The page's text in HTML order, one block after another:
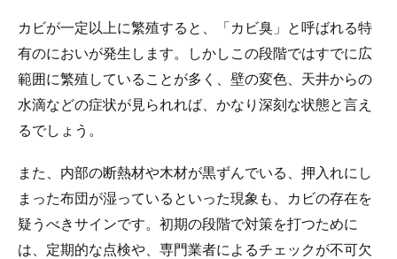
カビが一定以上に繁殖すると、「カビ臭」と呼ばれる特
有のにおいが発生します。しかしこの段階ではすでに広
範囲に繁殖していることが多く、壁の変色、天井からの
水滴などの症状が見られれば、かなり深刻な状態と言え
るでしょう。
また、内部の断熱材や木材が黒ずんでいる、押入れにし
まった布団が湿っているといった現象も、カビの存在を
疑うべきサインです。初期の段階で対策を打つために
は、定期的な点検や、専門業者によるチェックが不可欠